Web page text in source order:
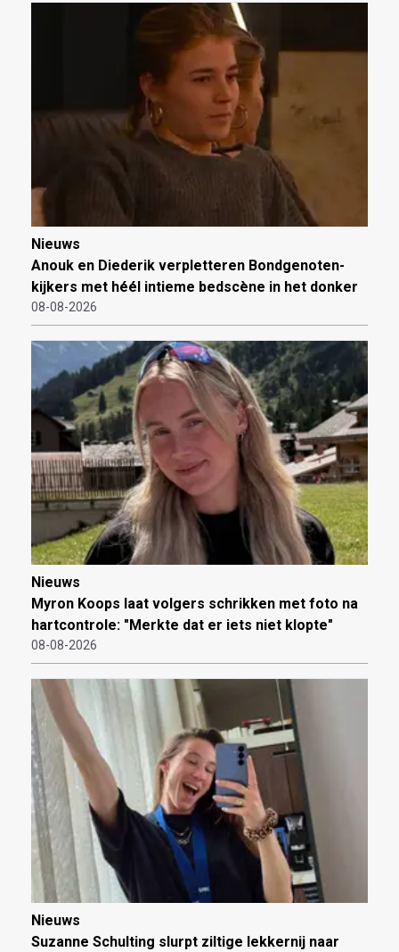
Nieuws
Anouk en Diederik verpletteren Bondgenoten-
kijkers met héél intieme bedscène in het donker
08-08-2026
Nieuws
Myron Koops laat volgers schrikken met foto na
hartcontrole: "Merkte dat er iets niet klopte"
08-08-2026
Nieuws
Suzanne Schulting slurpt ziltige lekkernij naar